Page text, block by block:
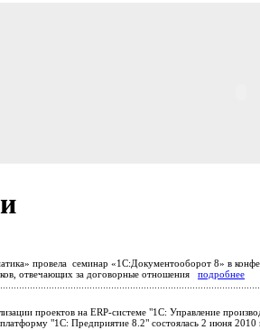
провела семинар «1С:Документооборот 8» в
отвечающих за договорные отношения подробнее
проектов на ERP-системе "1С: Управление
"1С: Предприятие 8.2" состоялась 2 июня